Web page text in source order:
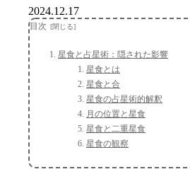
2024.12.17
目次
星食と占星術：隠された影響
星食とは
星食と合
星食の占星術的解釈
月の位置と星食
星食と二重星食
星食の観察